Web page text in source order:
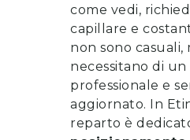
come vedi,
capillare e
non sono casuali,
necessitano di
professionale e
aggiornato. In
reparto è